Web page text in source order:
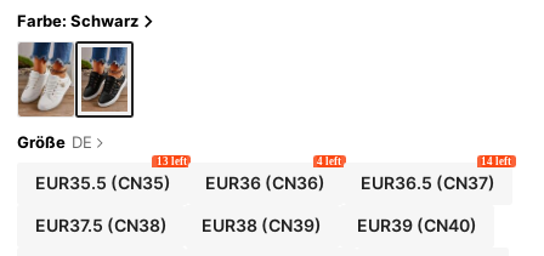
Farbe: Schwarz
Größe DE
EUR35.5 (CN35)
13 left
EUR36 (CN36)
4 left
EUR36.5 (CN37)
14 left
EUR37.5 (CN38) EUR38 (CN39) EUR39(CN40)